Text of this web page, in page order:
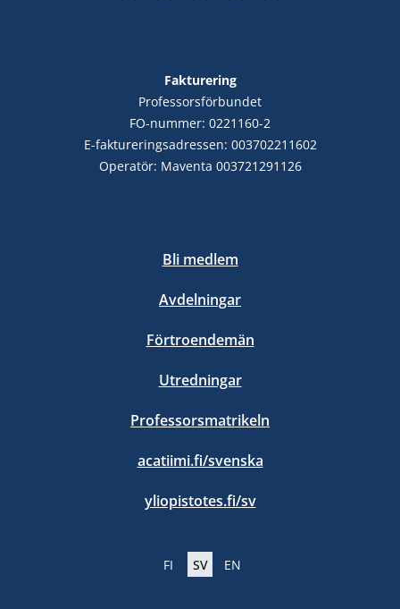
Fakturering
Professorsförbundet
FO-nummer: 0221160-2
E-faktureringsadressen: 003702211602
Operatör: Maventa 003721291126
Bli medlem
Avdelningar
Förtroendemän
Utredningar
Professorsmatrikeln
acatiimi.fi/svenska
yliopistotes.fi/sv
FI SV EN